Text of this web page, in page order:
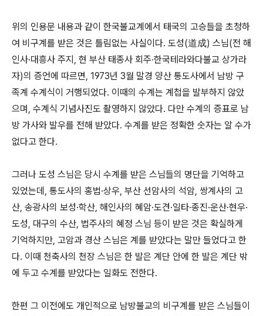
위의 인용문 내용과 같이 한국불교계에서 태국의 고승들을 초청하
여 비구계를 받은 것은 틀림없는 사실이다. 도성(道成) 스님(전 해
인사·대흥사 주지 , 현 부산 태종사 회주·한국테라와다불교 상가라
자)의 증언에 따르면, 1973년 3월 말경 양산 통도사에서 남방 구
족계 수계식이 거행되었다. 이때의 수계는 계첩을 발부하지 않았
으며, 수계식 기념사진도 촬영하지 않았다. 다만 수계의 증표로 남
방 가사와 발우를 전해 받았다. 수계를 받은 정확한 숫자는 알 수가
없다고 한다.
그러나 도성 스님은 당시 수계를 받은 스님들의 명단을 기억하고
있었는데 , 통도사의 홍법·상우, 부산 선암사의 석암, 쌍계사의 고
산, 송광사의 보성·학산, 해인사의 혜암·도견·일타·종진·운산·현우·
도성, 대구의 수산, 법주사의 혜정 스님 등이 받은 것은 확실하게
기억하지만, 고암과 경산 스님은 계를 받았다는 말만 들었다고 한
다. 이때 천축사의 천장 스님은 한 발은 계단 안에 한 발은 계단 밖
에 두고 수계를 받았다는 일화도 전한다.
한편 그 이전에도 개인적으로 남방불교의 비구계를 받은 스님들이